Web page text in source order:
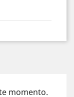
momento.